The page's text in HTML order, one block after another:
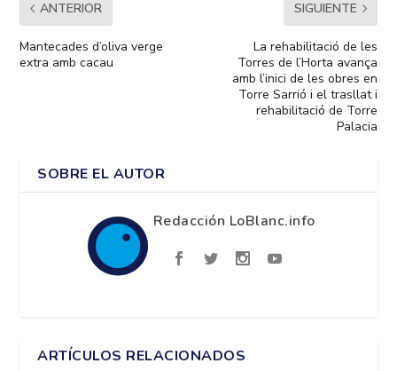
ANTERIOR
Mantecades d’oliva verge
extra amb cacau
SIGUIENTE
La rehabilitació de les
Torres de l’Horta avança
amb l’inici de les obres en
Torre Sarrió i el trasllat i
rehabilitació de Torre
Palacia
SOBRE EL AUTOR
Redacción LoBlanc.info
ARTÍCULOS RELACIONADOS